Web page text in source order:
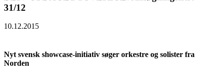
31/12
10.12.2015
Nyt svensk showcase-initiativ søger orkestre og solister fra
Norden